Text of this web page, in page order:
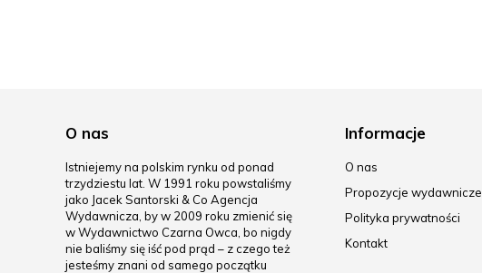
O nas
Istniejemy na polskim rynku od ponad
trzydziestu lat. W 1991 roku powstaliśmy
jako Jacek Santorski & Co Agencja
Wydawnicza, by w 2009 roku zmienić się
w Wydawnictwo Czarna Owca, bo nigdy
nie baliśmy się iść pod prąd – z czego też
jesteśmy znani od samego początku
Informacje
O nas
Propozycje wydawnicze
Polityka prywatności
Kontakt